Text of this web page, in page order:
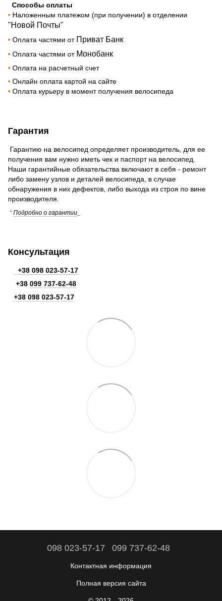
Способы оплаты
• Наложенным платежом (при получении) в отделении
"Новой Почты"
• Оплата частями от Приват Банк
• Оплата частями от Монобанк
• Оплата на расчетный счет
• Онлайн оплата картой на сайте
• Оплата курьеру в момент получения велосипеда
Гарантия
Гарантию на велосипед определяет производитель, для ее
получения вам нужно иметь чек и паспорт на велосипед.
Наши гарантийные обязательства включают в себя - ремонт
либо замену узлов и деталей велосипеда, в случае
обнаружения в них дефектов, либо выхода из строя по вине
производителя.
* Подробно о гарантии
Консультация
+38 098 023-57-17
+38 099 737-62-48
+38 098 023-57-17
098 023-57-17 099 737-62-48
Контактная информация
Полная версия сайта